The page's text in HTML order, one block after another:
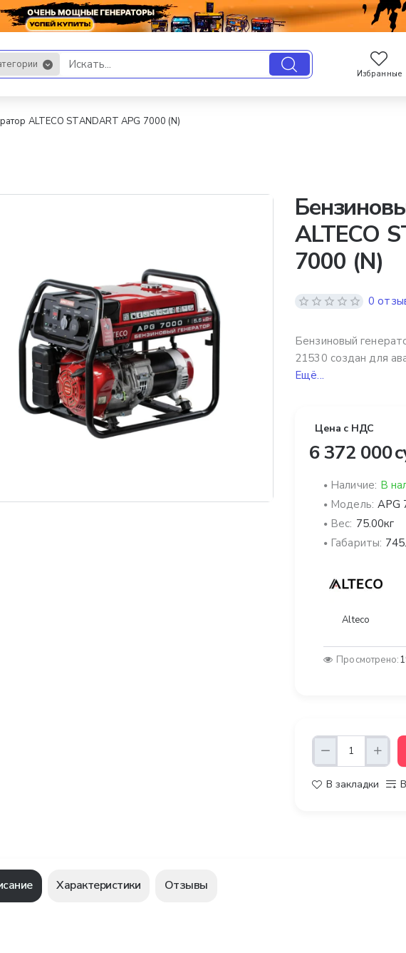
Избранные
ALTECO STANDART APG 7000 (N)
ALTECO
7000 (N)
Бензиновый
21530 создан для
Ещё...
0
Цена с НДС
6 372 000
Наличие: В
Модель: APG
Вес: 75.00кг
Габариты:
Alteco
Просмотрено:
В закладки
Характеристики Отзывы